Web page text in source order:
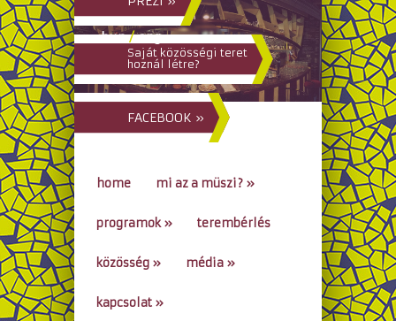
hun/eng
Saját közösségi teret
hoznál létre?
FACEBOOK »
home mi az a müszi? »
programok» terembérlés
közösség » média »
kapcsolat »